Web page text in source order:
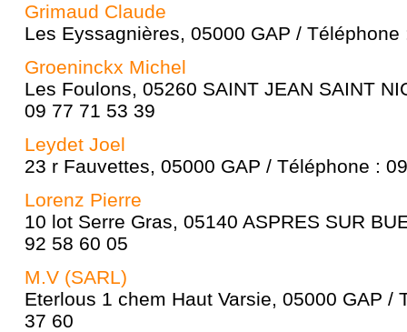
Grimaud Claude
Les Eyssagnières, 05000 GAP /
Groeninckx Michel
Les Foulons, 05260 SAINT JEAN SAINT
09 77 71 53 39
Leydet Joel
23 r Fauvettes, 05000 GAP / Téléphone :
Lorenz Pierre
10 lot Serre Gras, 05140 ASPRES SUR
92 58 60 05
M.V (SARL)
Eterlous 1 chem Haut Varsie, 05000 GAP /
37 60